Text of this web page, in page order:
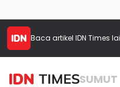
Baca artikel IDN Times
SUMUT